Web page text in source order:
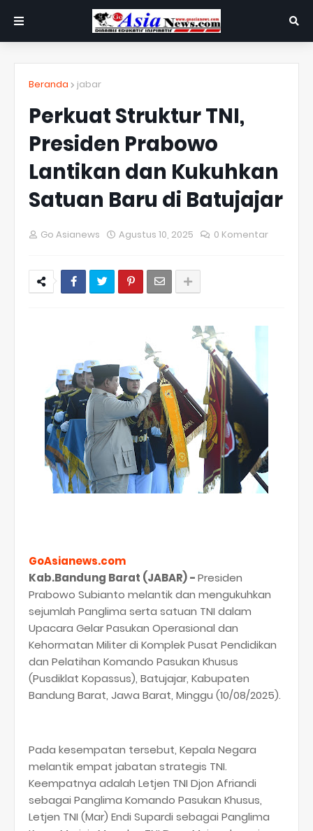
Beranda jabar
Perkuat Struktur TNI,
Presiden Prabowo
Lantikan dan Kukuhkan
Satuan Baru di Batujajar
Go Asianews Agustus 10, 2025 0 Komentar
GoAsianews.com
Kab.Bandung Barat (JABAR) -Presiden
Prabowo Subianto melantik dan mengukuhkan
sejumlah Panglima serta satuan TNI dalam
Upacara Gelar Pasukan Operasional dan
Kehormatan Militer di Komplek Pusat Pendidikan
dan Pelatihan Komando Pasukan Khusus
(Pusdiklat Kopassus), Batujajar, Kabupaten
Bandung Barat, Jawa Barat, Minggu (10/08/2025).
Pada kesempatan tersebut, Kepala Negara
melantik empat jabatan strategis TNI.
Keempatnya adalah Letjen TNI Djon Afriandi
sebagai Panglima Komando Pasukan Khusus,
Letjen TNI (Mar) Endi Supardi sebagai Panglima